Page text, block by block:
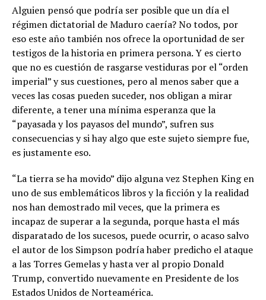
Alguien pensó que podría ser posible que un día el
régimen dictatorial de Maduro caería? No todos, por
eso este año también nos ofrece la oportunidad de ser
testigos de la historia en primera persona. Y es cierto
que no es cuestión de rasgarse vestiduras por el “orden
imperial” y sus cuestiones, pero al menos saber que a
veces las cosas pueden suceder, nos obligan a mirar
diferente, a tener una mínima esperanza que la
“payasada y los payasos del mundo”, sufren sus
consecuencias y si hay algo que este sujeto siempre fue,
es justamente eso.
“La tierra se ha movido” dijo alguna vez Stephen King en
uno de sus emblemáticos libros y la ficción y la realidad
nos han demostrado mil veces, que la primera es
incapaz de superar a la segunda, porque hasta el más
disparatado de los sucesos, puede ocurrir, o acaso salvo
el autor de los Simpson podría haber predicho el ataque
a las Torres Gemelas y hasta ver al propio Donald
Trump, convertido nuevamente en Presidente de los
Estados Unidos de Norteamérica.